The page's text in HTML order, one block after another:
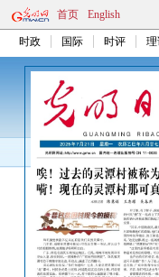
首页 English
时政 国际 时评